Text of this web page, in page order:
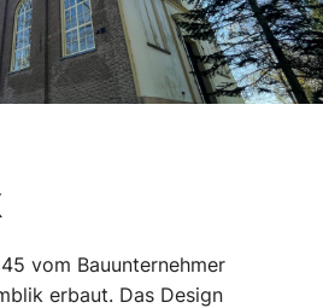
vom Bauunternehmer
erbaut. Das Design